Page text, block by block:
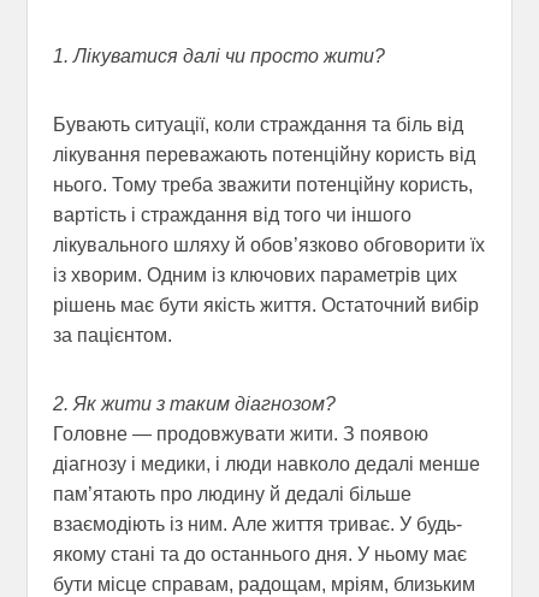
1. Лікуватися далі чи просто жити?
Бувають ситуації, коли страждання та біль від
лікування переважають потенційну користь від
нього. Тому треба зважити потенційну користь,
вартість і страждання від того чи іншого
лікувального шляху й обов’язково обговорити їх
із хворим. Одним із ключових параметрів цих
рішень має бути якість життя. Остаточний вибір
за пацієнтом.
2. Як жити з таким діагнозом?
Головне — продовжувати жити. З появою
діагнозу і медики, і люди навколо дедалі менше
пам’ятають про людину й дедалі більше
взаємодіють із ним. Але життя триває. У будь-
якому стані та до останнього дня. У ньому має
бути місце справам, радощам, мріям, близьким